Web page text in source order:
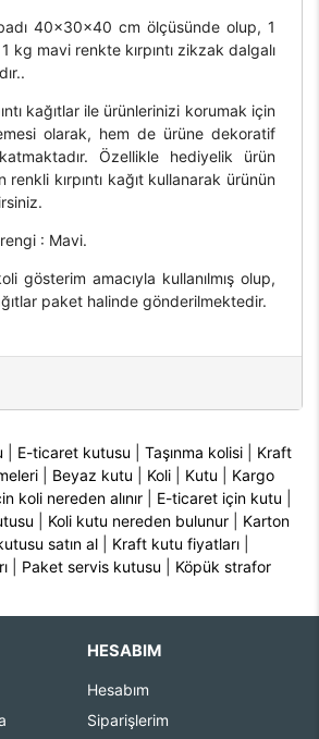
40x30x40 cm ölçüsünde olup, 1
kg mavi renkte kırpıntı zikzak dalgalı
kağıtlar ile ürünlerinizi korumak için
olarak, hem de ürüne dekoratif
Özellikle hediyelik ürün
renkli kırpıntı kağıt kullanarak ürünün
: Mavi.
gösterim amacıyla kullanılmış olup,
paket halinde gönderilmektedir.
E-ticaret kutusu |Taşınma kolisi
Kraft
Beyaz kutu Koli Kutu
Kargo
koli nereden alınır E-ticaret için kutu
Koli kutu nereden bulunur
Karton
satın al Kraft kutu fiyatları
Paket servis kutusu
Köpük strafor
HESABIM
Hesabım
Siparişlerim